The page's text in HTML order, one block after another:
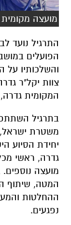
מועצה
התרגיל נועד
הפועלים
והשלכותיו על
צוות יקל"ר
המקומית
בתרגיל
משטרת ישראל,
יחידת הסיוע
גדרה, ראשי
מועצה
המטה, שיתוף
ההחלטות
נפגעים.